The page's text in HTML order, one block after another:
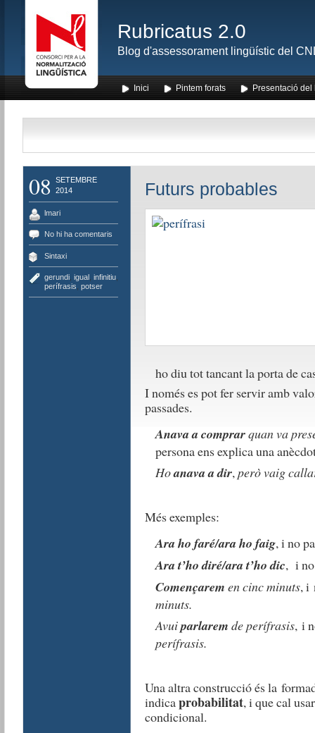
Rubricatus 2.0
Blog d'assessorament lingüístic del
Inici Pintem forats Presentació del
08
SETEMBRE
2014
lmari
No hi ha comentaris
Sintaxi
gerundi, igual, infinitiu,
perífrasis potser
Futurs probables
ho diu tot tancant la porta de
I només es pot fer servir amb
passades.
Anava a comprarquan va
persona ens explica una
Hoanava a dir, però vaig
Més exemples:
Ara ho faré/ara ho faig, i no
Ara t’ho diré/ara t’ho dic, i
Començarem en cinc minuts, i
minuts.
Avuiparlarem de perífrasis, i
perífrasis.
Una altra construcció és la
indicaprobabilitat, i que cal
condicional.